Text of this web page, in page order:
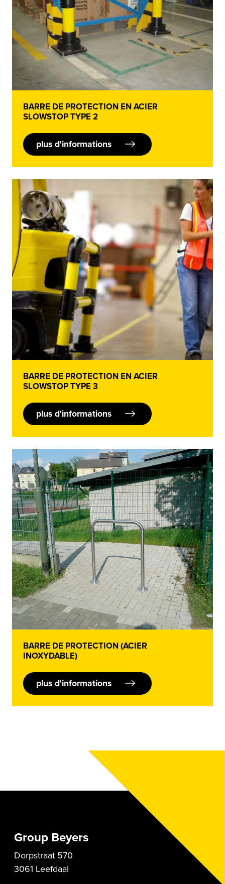
BARRE DE PROTECTION EN ACIER
SLOWSTOP TYPE 2
plus d'informations
BARRE DE PROTECTION EN ACIER
SLOWSTOP TYPE 3
plus d'informations
BARRE DE PROTECTION (ACIER
INOXYDABLE)
plus d'informations
Group Beyers
Dorpstraat 570
3061 Leefdaal